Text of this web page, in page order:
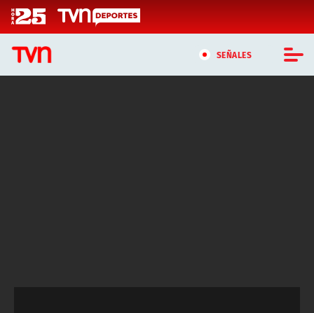
Click acá para ir directamente al contenido
SEÑALES